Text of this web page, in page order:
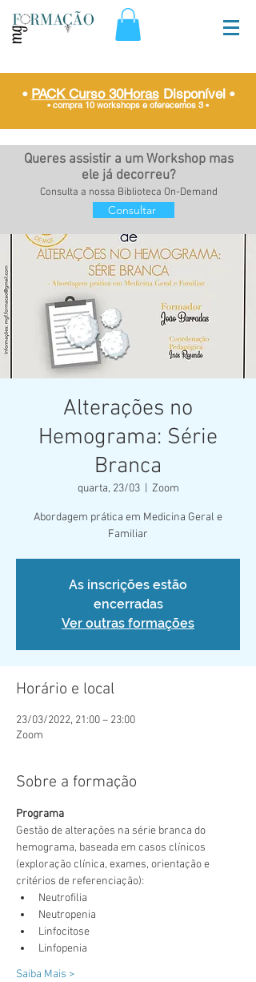
• PACK Curso 30HorasDisponível •
• compra 10 workshops e oferecemos 3•
Queres assistir a um Workshop mas
ele já decorreu?
Consulta a nossa Biblioteca On-Demand
Consultar
Alterações no
Hemograma: Série
Branca
quarta, 23/03
  |
Zoom
Abordagem prática em Medicina Geral e
Familiar
As inscrições estão
encerradas
Ver outras formações
Horário e local
23/03/2022, 21:00 – 23:00
Zoom
Sobre a formação
Programa
Gestão de alterações na série branca do
hemograma, baseada em casos clínicos
(exploração clínica, exames, orientação e
critérios de referenciação):
Neutrofilia
Neutropenia
Linfocitose
Linfopenia
Saiba Mais >